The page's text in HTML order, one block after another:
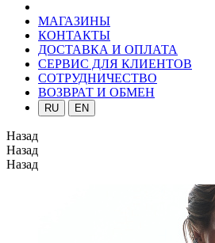
МАГАЗИНЫ
КОНТАКТЫ
ДОСТАВКА И ОПЛАТА
СЕРВИС ДЛЯ КЛИЕНТОВ
СОТРУДНИЧЕСТВО
ВОЗВРАТ И ОБМЕН
RU EN
Назад
Назад
Назад